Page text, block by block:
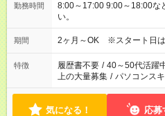
勤務時間
8:00～17:00 9:00～18:00な
い。
期間 2ヶ月～OK ※スタート日は
特徴 履歴書不要 / 40～50代活躍
上の大量募集 / パソコンス
気になる！ 応募